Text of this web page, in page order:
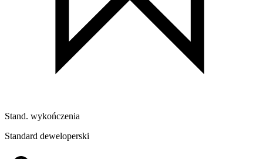
Stand. wykończenia
Standard deweloperski